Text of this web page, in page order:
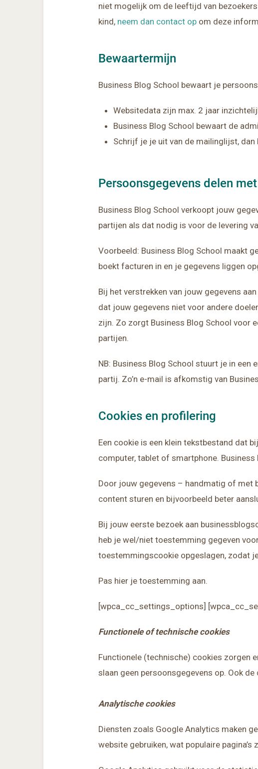
niet mogelijk om de leeftijd van
kind, neem dan contact op om deze
Bewaartermijn
Business Blog School bewaart je
Websitedata zijn max. 2 jaar
Business Blog School bewaart de
Schrijf je je uit van de mailinglijst,
Persoonsgegevens delen
Business Blog School verkoopt jouw
partijen als dat nodig is voor de levering
Voorbeeld: Business Blog School maakt
boekt facturen in en je gegevens liggen
Bij het verstrekken van jouw gegevens
dat jouw gegevens niet voor andere
zijn. Zo zorgt Business Blog School voor
partijen.
NB: Business Blog School stuurt je in een
partij. Zo’n e-mail is afkomstig van
Cookies en profilering
Een cookie is een klein tekstbestand dat
computer, tablet of smartphone.
Door jouw gegevens – handmatig of met
content sturen en bijvoorbeeld beter
Bij jouw eerste bezoek aan
heb je wel/niet toestemming gegeven
toestemmingscookie opgeslagen, zodat
Pas hier je toestemming aan.
[wpca_cc_settings_options]
Functionele of technische cookies
Functionele (technische) cookies zorgen
slaan geen persoonsgegevens op. Ook
Analytische cookies
Diensten zoals Google Analytics maken
website gebruiken, wat populaire